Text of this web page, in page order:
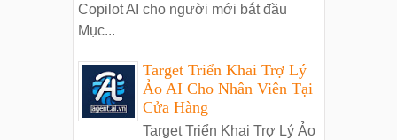
Copilot AI cho người mới bắt đầu
Mục...
Target Triển Khai Trợ Lý
Ảo AI Cho Nhân Viên Tại
Cửa Hàng
Target Triển Khai Trợ Lý Ảo